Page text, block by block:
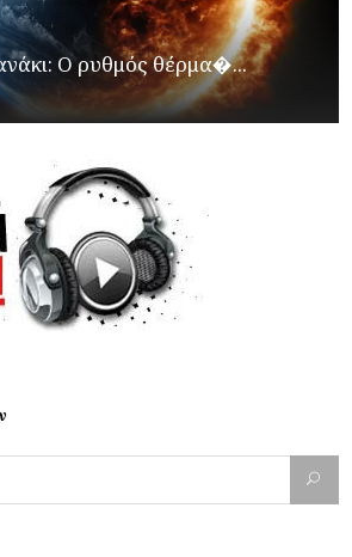
Ο ρυθμός θέρμα�...